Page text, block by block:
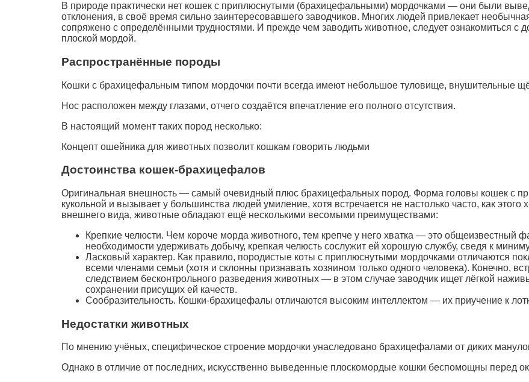
В природе практически нет кошек с приплюснутыми (брахицефальными) мордочками — они были
отклонения, в своё время сильно заинтересовавшего заводчиков. Многих людей привлекает
сопряжено с определёнными трудностями. И прежде чем заводить животное, следует ознакомиться с
плоской мордой.
Распространённые породы
Кошки с брахицефальным типом мордочки почти всегда имеют небольшое туловище, внушительные
Нос расположен между глазами, отчего создаётся впечатление его полного отсутствия.
В настоящий момент таких пород несколько:
Концепт ошейника для животных позволит кошкам говорить людьми
Достоинства кошек-брахицефалов
Оригинальная внешность — самый очевидный плюс брахицефальных пород. Форма головы кошек с
кукольной и вызывает у большинства людей умиление, хотя встречается не настолько часто, как
внешнего вида, животные обладают ещё несколькими весомыми преимуществами:
Крепкие челюсти. Чем короче морда животного, тем крепче у него хватка — это общеизвестный
необходимости удерживать добычу, крепкая челюсть сослужит ей хорошую службу, сведя к
Ласковый характер. Как правило, породистые коты с приплюснутыми мордочками отличаются
всеми членами семьи (хотя и склонны признавать хозяином только одного человека). Конечно,
следствием бесконтрольного разведения животных — в этом случае заводчик ищет лёгкой
сохранении присущих ей качеств.
Сообразительность. Кошки-брахицефалы отличаются высоким интеллектом — их приучение к
Недостатки животных
По мнению учёных, специфическое строение мордочки унаследовано брахицефалами от диких
Однако в отличие от последних, искусственно выведенные плоскомордые кошки беспомощны перед